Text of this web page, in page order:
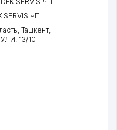
SERVIS ЧП
,Ташкент,
, 13/10